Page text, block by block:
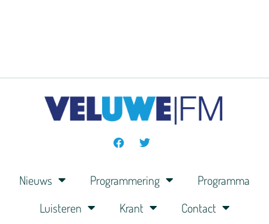
Nieuws Programmering
Programma
Luisteren
Krant Contact